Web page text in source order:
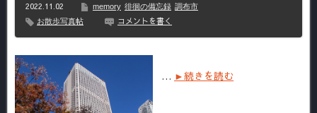
2022.11.02 memory 徘徊の備忘録 調布市
お散歩写真帖
コメントを書く
… ►続きを読む